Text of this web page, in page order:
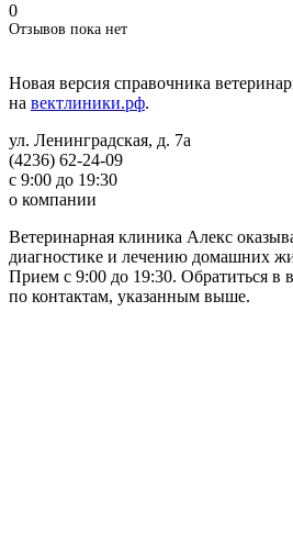
0
Отзывов пока нет
Новая версия справочника
на вектлиники.рф.
ул. Ленинградская, д. 7а
(4236) 62-24-09
с 9:00 до 19:30
о компании
Ветеринарная клиника Алекс
диагностике и лечению домашних
Прием с 9:00 до 19:30. Обратиться в
по контактам, указанным выше.